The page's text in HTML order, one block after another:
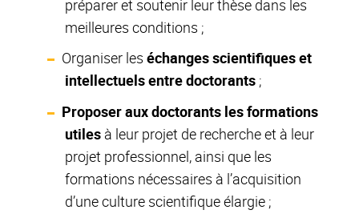
préparer et soutenir leur thèse dans les
meilleures conditions ;
Organiser les échanges scientifiques et
intellectuels entre doctorants ;
Proposer aux doctorants les formations
utiles à leur projet de recherche et à leur
projet professionnel, ainsi que les
formations nécessaires à l’acquisition
d’une culture scientifique élargie ;